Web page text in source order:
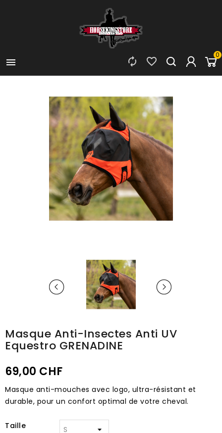

0


Masque Anti-Insectes Anti UV
Equestro GRENADINE
69,00 CHF
Masque anti-mouches avec logo, ultra-résistant et
durable, pour un confort optimal de votre cheval.
Taille